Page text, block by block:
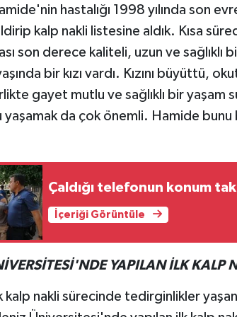
hastalığı 1998 yılında son
kalp nakli listesine aldık. Kısa
son derece kaliteli, uzun ve sağlıklı
bir kızı vardı. Kızını büyüttü,
gayet mutlu ve sağlıklı bir yaşam
yaşamak da çok önemli. Hamide bunu
Çaldığı telefonun konum
İçeriği Görüntüle
YAPILAN İLK KALP
kalp nakli sürecinde tedirginlikler